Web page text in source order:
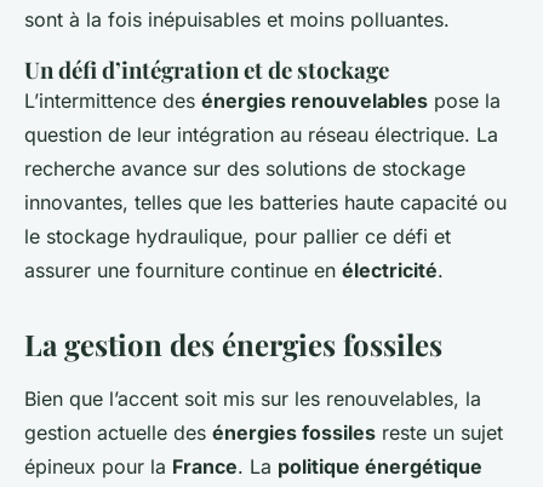
sont à la fois inépuisables et moins polluantes.
Un défi d’intégration et de stockage
L’intermittence des énergies renouvelables pose la
question de leur intégration au réseau électrique. La
recherche avance sur des solutions de stockage
innovantes, telles que les batteries haute capacité ou
le stockage hydraulique, pour pallier ce défi et
assurer une fourniture continue en électricité.
La gestion des énergies fossiles
Bien que l’accent soit mis sur les renouvelables, la
gestion actuelle des énergies fossiles reste un sujet
épineux pour la France. La politique énergétique